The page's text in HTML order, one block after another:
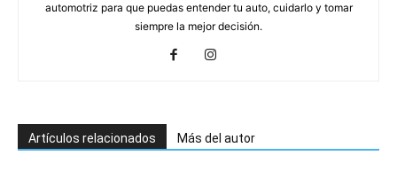
automotriz para que puedas entender tu auto, cuidarlo y tomar
siempre la mejor decisión.
Artículos relacionados Más del autor